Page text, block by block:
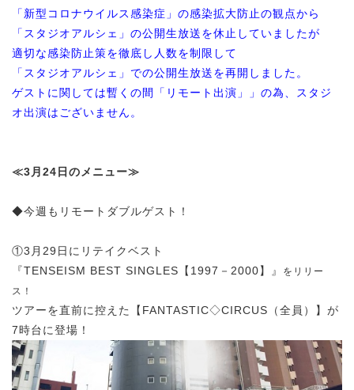
「新型コロナウイルス感染症」の感染拡大防止の観点から
「スタジオアルシェ」の公開生放送を休止していましたが
適切な感染防止策を徹底し人数を制限して
「スタジオアルシェ」での公開生放送を再開しました。
ゲストに関しては暫くの間「リモート出演」」の為、スタジ
オ出演はございません。
≪3月24日のメニュー≫
◆今週もリモートダブルゲスト！
①3月29日にリテイクベスト
『TENSEISM BEST SINGLES【1997－2000】』
をリリー
ス！
ツアーを直前に控えた【FANTASTIC◇CIRCUS（全員）】が
7時台に登場！